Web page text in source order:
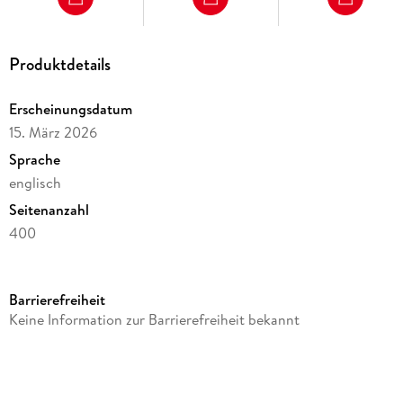
Produktdetails
Erscheinungsdatum
15. März 2026
Sprache
englisch
Seitenanzahl
400
Verlag/Hersteller
Barrierefreiheit
Keine Information zur Barrierefreiheit bekannt